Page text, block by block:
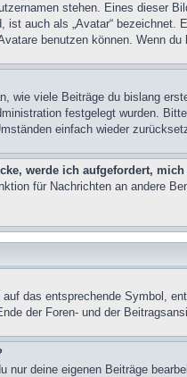
stehen. Eines dieser
auch als „Avatar“
benutzen können. Wenn
wie viele Beiträge du bislang
festgelegt wurden.
einfach wieder
werde ich aufgefordert,
für Nachrichten an andere
das entsprechende Symbol,
der Foren- und der
deine eigenen Beiträge